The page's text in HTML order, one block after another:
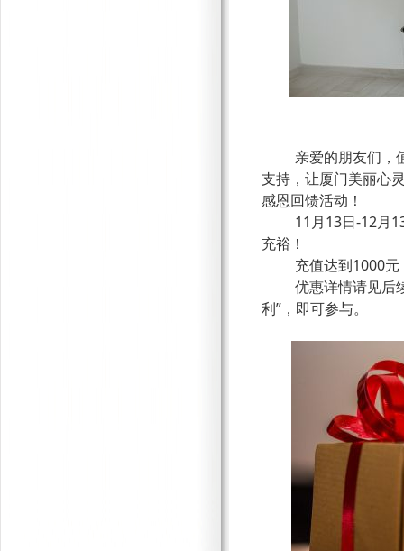
亲爱的朋友们，
支持，让厦门美丽心
感恩回馈活动！
11月13日-12月
充裕！
充值达到1000
优惠详情请见后
利”，即可参与。